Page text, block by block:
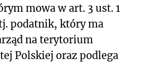
mowa w art. 3 ust. 1
podatnik, który ma
na terytorium
Polskiej oraz podlega